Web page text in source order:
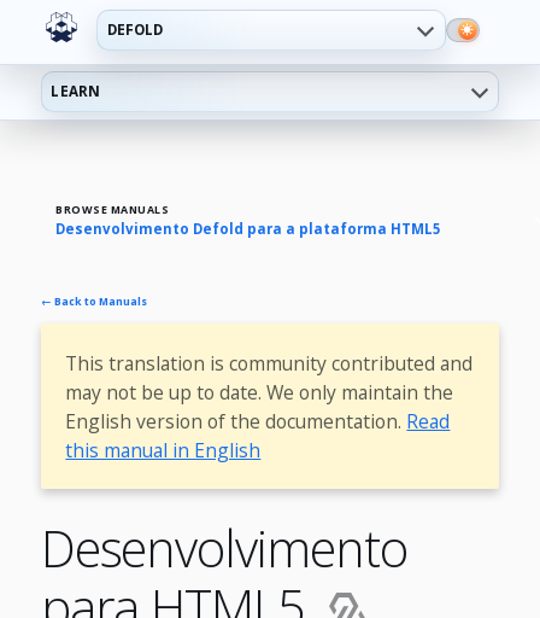
DEFOLD
LEARN
BROWSE MANUALS
Desenvolvimento Defold para a plataforma HTML5
← Back to Manuals
This translation is community contributed and
may not be up to date. We only maintain the
English version of the documentation. Read
this manual in English
Desenvolvimento